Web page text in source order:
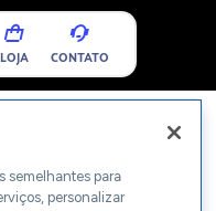
LOJA CONTATO
semelhantes para
personalizar